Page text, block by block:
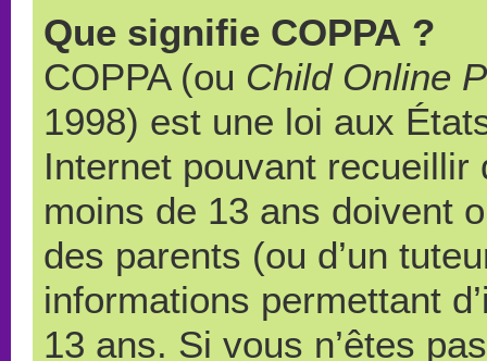
Que signifie COPPA ?
COPPA (ou Child Online
1998) est une loi aux
Internet pouvant
moins de 13 ans doivent
des parents (ou d’un
informations permettant
13 ans. Si vous n’êtes